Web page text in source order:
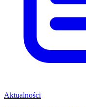
Aktualności